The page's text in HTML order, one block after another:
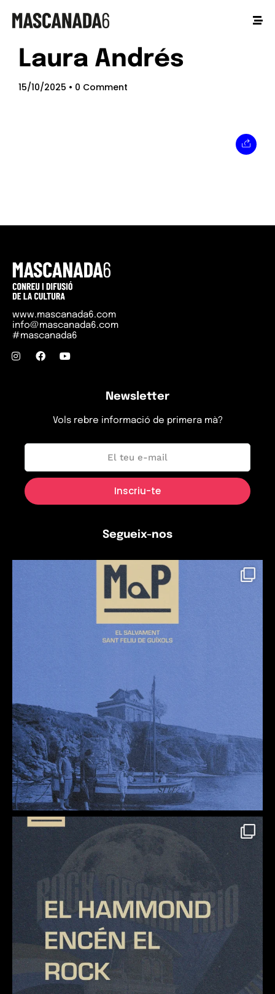
Laura Andrés
15/10/2025 • 0 Comment
www.mascanada6.com
info@mascanada6.com
#mascanada6
Newsletter
Vols rebre informació de primera mà?
Segueix-nos
Inici
Programació
Mascanada6
Suma-t'hi
Contacte
El repte